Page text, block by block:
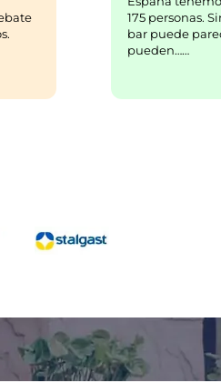
175 personas.
bar puede
pueden……